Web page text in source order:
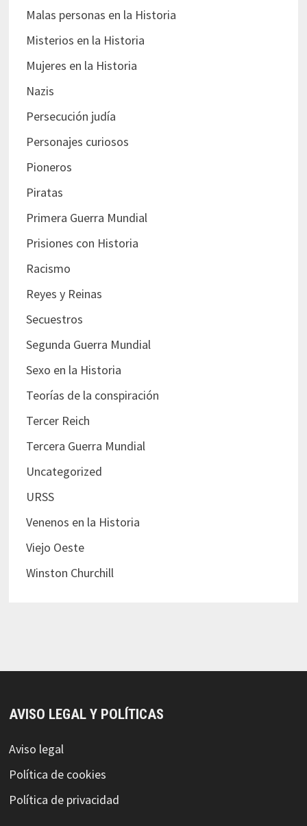
Malas personas en la Historia
Misterios en la Historia
Mujeres en la Historia
Nazis
Persecución judía
Personajes curiosos
Pioneros
Piratas
Primera Guerra Mundial
Prisiones con Historia
Racismo
Reyes y Reinas
Secuestros
Segunda Guerra Mundial
Sexo en la Historia
Teorías de la conspiración
Tercer Reich
Tercera Guerra Mundial
Uncategorized
URSS
Venenos en la Historia
Viejo Oeste
Winston Churchill
AVISO LEGAL Y POLÍTICAS
Aviso legal
Política de cookies
Política de privacidad